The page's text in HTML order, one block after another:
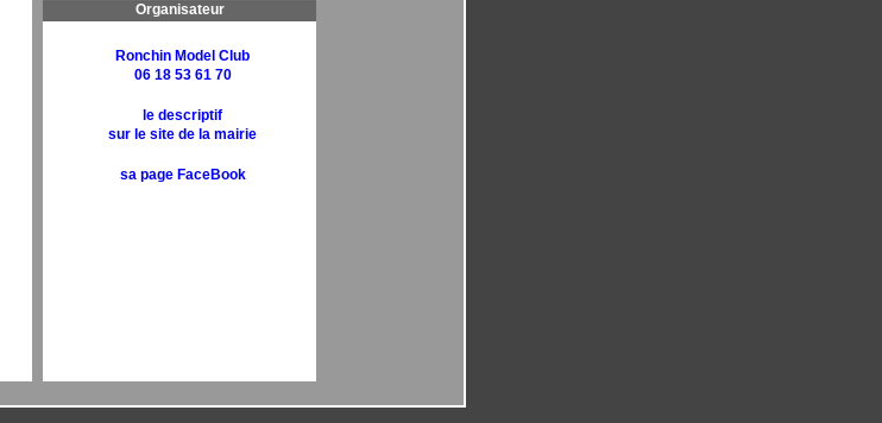
Organisateur
Ronchin Model Club
06 18 53 61 70
le descriptif
sur le site de la mairie
sa page FaceBook